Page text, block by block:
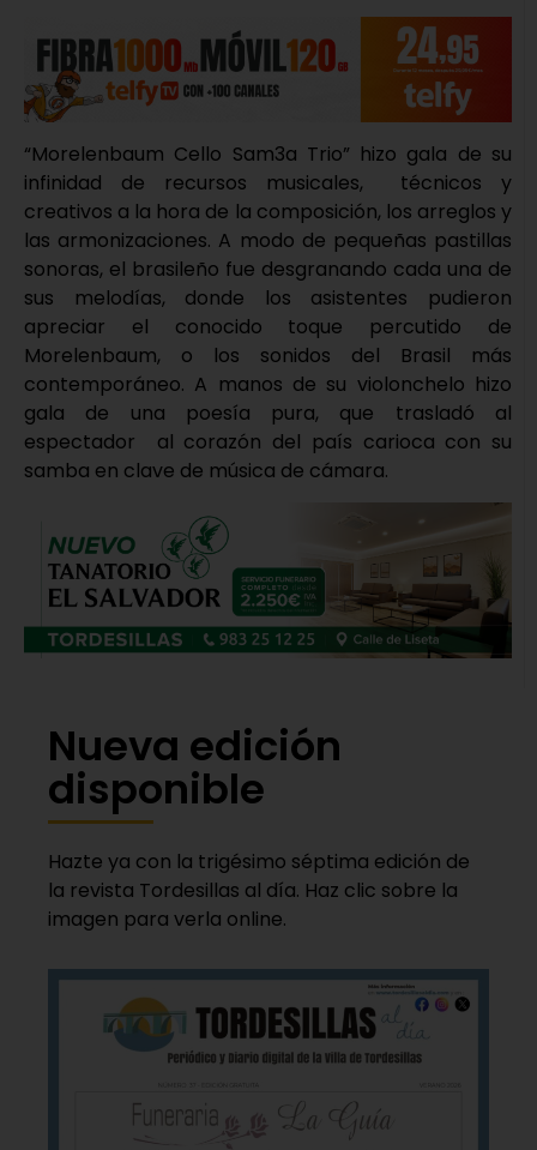
“Morelenbaum Cello Sam3a Trio” hizo gala de su
infinidad de recursos musicales, técnicos y
creativos a la hora de la composición, los arreglos y
las armonizaciones. A modo de pequeñas pastillas
sonoras, el brasileño fue desgranando cada una de
sus melodías, donde los asistentes pudieron
apreciar el conocido toque percutido de
Morelenbaum, o los sonidos del Brasil más
contemporáneo. A manos de su violonchelo hizo
gala de una poesía pura, que trasladó al
espectador al corazón del país carioca con su
samba en clave de música de cámara.
Nueva edición
disponible
Hazte ya con la trigésimo séptima edición de
la revista Tordesillas al día. Haz clic sobre la
imagen para verla online.